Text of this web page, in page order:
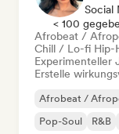
Social
< 100
Afrobeat /
Chill / Lo-fi Hip-
Experimenteller
Erstelle
Afrobeat /
Pop-Soul
R&B